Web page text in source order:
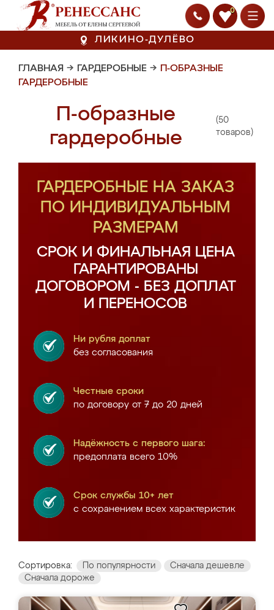
0
ЛИКИНО-ДУЛЁВО
ГЛАВНАЯ → ГАРДЕРОБНЫЕ → П-ОБРАЗНЫЕ
ГАРДЕРОБНЫЕ
П-образные
гардеробные
(50
товаров)
ГАРДЕРОБНЫЕ НА ЗАКАЗ
ПО ИНДИВИДУАЛЬНЫМ
РАЗМЕРАМ
СРОК И ФИНАЛЬНАЯ ЦЕНА
ГАРАНТИРОВАНЫ
ДОГОВОРОМ - БЕЗ ДОПЛАТ
И ПЕРЕНОСОВ
Ни рубля доплат
без согласования
Честные сроки
по договору от 7 до 20 дней
Надёжность с первого шага:
предоплата всего 10%
Срок службы 10+ лет
с сохранением всех характеристик
Сортировка: По популярности
Сначала дешевле
Сначала дороже